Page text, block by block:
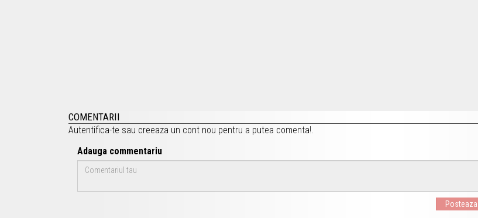
COMENTARII
Autentifica-te sau creeaza un cont nou pentru a putea comenta!.
Adauga commentariu
Posteaza